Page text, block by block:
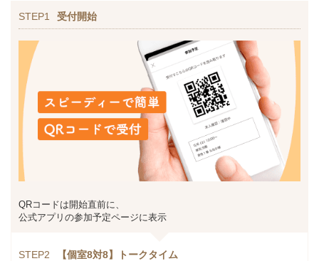
STEP1 受付開始
QRコードは開始直前に、
公式アプリの参加予定ページに表示
STEP2 【個室8対8】トークタイム